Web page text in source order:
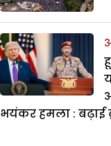
भयंकर हमला : बढ़ाई